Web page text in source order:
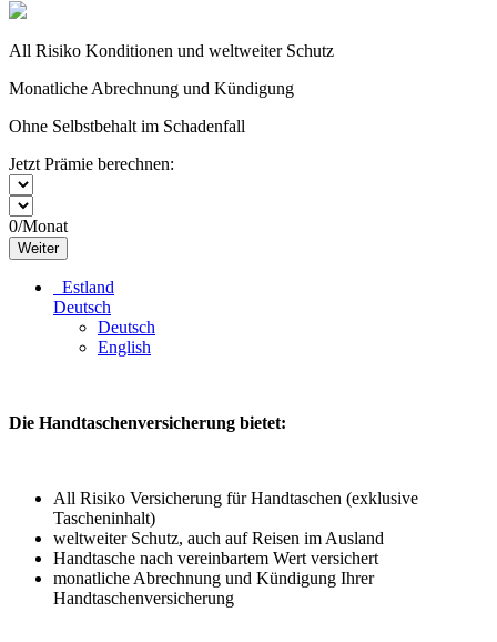
All Risiko Konditionen und weltweiter Schutz
Monatliche Abrechnung und Kündigung
Ohne Selbstbehalt im Schadenfall
Jetzt Prämie berechnen:
0/Monat
Weiter
Estland
Deutsch
Deutsch
English
Die Handtaschenversicherung bietet:
All Risiko Versicherung für Handtaschen (exklusive
Tascheninhalt)
weltweiter Schutz, auch auf Reisen im Ausland
Handtasche nach vereinbartem Wert versichert
monatliche Abrechnung und Kündigung Ihrer
Handtaschenversicherung